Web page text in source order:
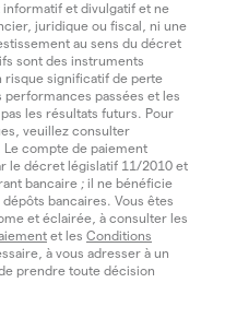
et divulgatif et ne
juridique ou fiscal, ni une
au sens du décret
sont des instruments
significatif de perte
performances passées et les
les résultats futurs. Pour
veuillez consulter
Le compte de paiement
le décret législatif 11/2010 et
bancaire ; il ne bénéficie
bancaires. Vous êtes
et éclairée, à consulter les
et les Conditions
à vous adresser à un
prendre toute décision